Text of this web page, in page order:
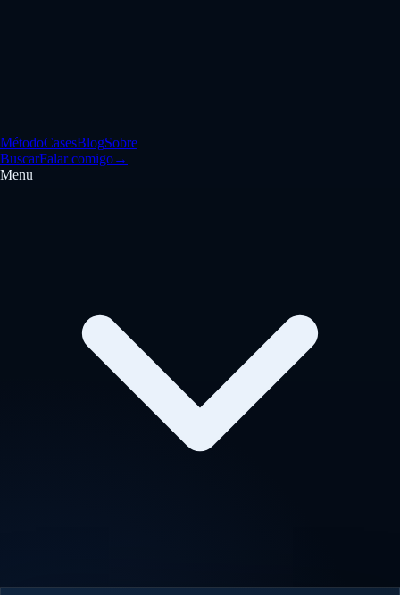
MétodoCasesBlogSobre
BuscarFalar comigo→
Menu